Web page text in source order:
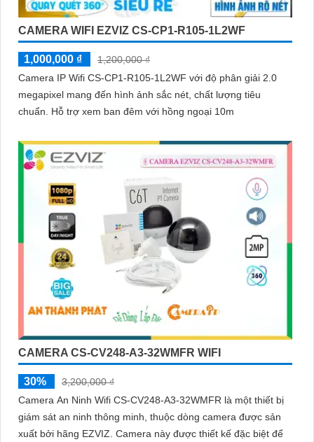
CAMERA WIFI EZVIZ CS-CP1-R105-1L2WF
1,000,000 ₫
1,200,000 ₫
Camera IP Wifi CS-CP1-R105-1L2WF với độ phân giải 2.0
megapixel mang đến hình ảnh sắc nét, chất lượng tiêu
chuẩn. Hỗ trợ xem ban đêm với hồng ngoại 10m
CAMERA CS-CV248-A3-32WMFR WIFI
30%
3,200,000 ₫
Camera An Ninh Wifi CS-CV248-A3-32WMFR là một thiết bị
giám sát an ninh thông minh, thuộc dòng camera được sản
xuất bởi hãng EZVIZ. Camera này được thiết kế đặc biệt để